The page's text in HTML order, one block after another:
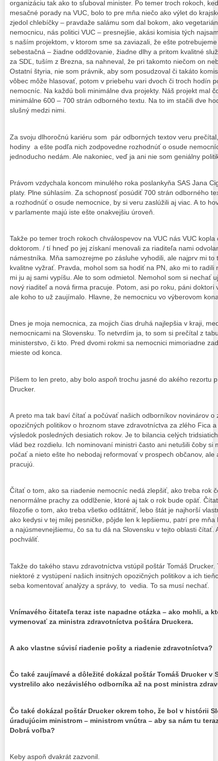
organizáciu tak ako to sľuboval minister. Po temer troch rokoch,
mesačné porady na VUC, bolo to pre mňa niečo ako výlet do
zjedol chlebíčky – pravdaže salámu som dal bokom, ako
nemocnicu, nás politici VUC – presnejšie, akási komisia tých
s naším projektom, v ktorom sme sa zaviazali, že ešte
sebestačná – žiadne oddlžovanie, žiadne dlhy a pritom kvalitné
za SDĽ, tuším z Brezna, sa nahneval, že pri takomto niečom on
Ostatní štyria, nie som právnik, aby som posudzoval či takáto
vôbec môže hlasovať, potom v priebehu vari dvoch či troch hodín
nemocníc. Na každú boli minimálne dva projekty. Náš projekt mal
minimálne 600 – 700 strán odborného textu. Na to im stačili dve
slušný medzi nimi.
Za svoju dlhoročnú kariéru som pár odborných textov veru
hodiny a ešte podľa nich zodpovedne rozhodnúť o osude
jednoducho nedám. Ale nakoniec, veď ja ani nie som geniálny
Právom vzdychala koncom minulého roka poslankyňa SAS Jana
platy. Plne súhlasím. Za schopnosť posúdiť 700 strán odborného
a rozhodnúť o osude nemocnice, by si veru zaslúžili aj viac. A to
v parlamente majú iste ešte onakvejšiu úroveň.
Takže po temer troch rokoch chválospevov na VUC nás VUC
doktorom. / tí hneď po jej získaní menovali za riaditeľa nami
námestníka. Mňa samozrejme po zásluhe vyhodili, ale najprv mi
kvalitne vyžrať. Pravda, mohol som sa hodiť na PN, ako mi to radili
mi ju aj sami vypíšu. Ale to som odmietol. Nemohol som si nechať
nový riaditeľ a nová firma pracuje. Potom, asi po roku, páni doktori
ale koho to už zaujímalo. Hlavne, že nemocnicu vo výberovom
Dnes je moja nemocnica, za mojich čias druhá najlepšia v kraji,
nemocnicami na Slovensku. To netvrdím ja, to som si prečítal z
ministerstvo, či kto. Pred dvomi rokmi sa nemocnici mimoriadne
mieste od konca.
Píšem to len preto, aby bolo aspoň trochu jasné do akého rezortu
Drucker.
A preto ma tak baví čítať a počúvať našich odborníkov novinárov o
opozičných politikov o hroznom stave zdravotníctva za zlého Fica
výsledok posledných desiatich rokov. Je to bilancia celých
vlád bez rozdielu. Ich nominovaní ministri často ani netušili čoby si
počať a nieto ešte ho nebodaj reformovať v prospech občanov, ale
pracujú.
Čítať o tom, ako sa riadenie nemocníc nedá zlepšiť, ako treba rok
nenormálne prachy za oddlženie, ktoré aj tak o rok bude opäť.
filozofie o tom, ako treba všetko odštátniť, lebo štát je najhorší
ako kedysi v tej milej pesničke, pôjde len k lepšiemu, patrí pre mňa
a najúsmevnejšiemu, čo sa tu dá na Slovensku v tejto oblasti čítať.
pochváliť.
Takže do takého stavu zdravotníctva vstúpil poštár Tomáš
niektoré z vystúpení našich insitných opozičných politikov a ich
seba komentovať analýzy a správy, to vedia. To sa musí nechať.
Vnímavého čitateľa teraz iste napadne otázka – ako mohli, a
vymenovať za ministra zdravotníctva poštára Druckera.
A ako vlastne súvisí riadenie pošty a riadenie zdravotníctva?
Čo také zaujímavé a dôležité dokázal poštár Tomáš Drucker v
vystrelilo ako nezávislého odborníka až na post ministra
Čo také dokázal poštár Drucker okrem toho, že bol v histórii
úradujúcim ministrom – ministrom vnútra – aby sa nám tu
Dobrá voľba?
Keby aspoň dvakrát zazvonil.